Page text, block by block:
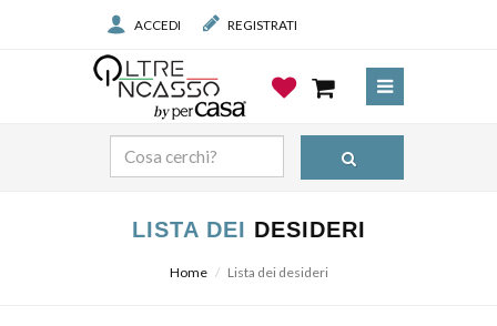
ACCEDI REGISTRATI
LISTA DEI DESIDERI
Home Lista dei desideri